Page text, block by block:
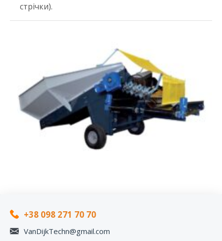
стрічки).
+38 098 271 70 70
VanDijkTechn@gmail.com